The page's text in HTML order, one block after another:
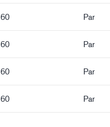
60 Par
60 Par
60 Par
60 Par